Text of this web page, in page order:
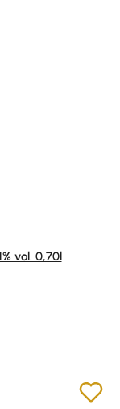
Sternen
vol. 0,70l